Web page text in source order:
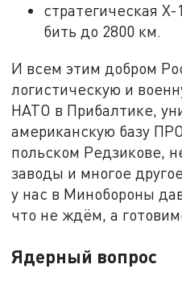
стратегическая
бить до 2800 км.
И всем этим добром
логистическую и
НАТО в Прибалтике,
американскую базу
польском Редзикове,
заводы и многое
у нас в Минобороны
что не ждём, а
Ядерный вопрос